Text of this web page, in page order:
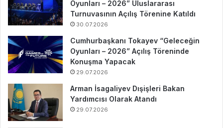
Oyunları – 2026” Uluslararası
Turnuvasının Açılış Törenine Katıldı
30.07.2026
Cumhurbaşkanı Tokayev “Geleceğin
Oyunları – 2026” Açılış Töreninde
Konuşma Yapacak
29.07.2026
Arman İsagaliyev Dışişleri Bakan
Yardımcısı Olarak Atandı
29.07.2026